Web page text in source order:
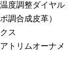
度調整ダイヤル
調合成皮革）
ス
トリムオーナメ